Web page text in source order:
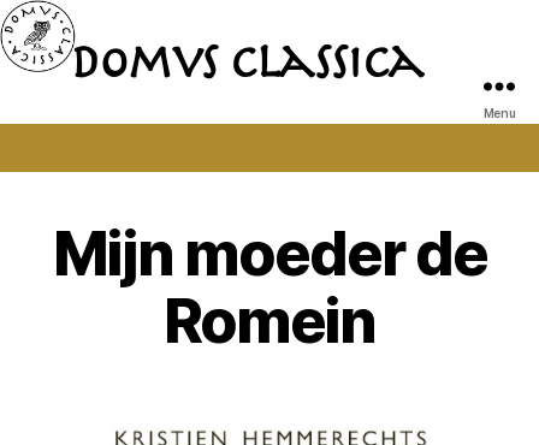
DomvsDomvs Classica
Menu
Mijn moeder de
Romein